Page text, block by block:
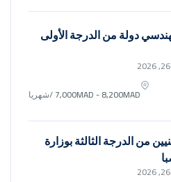
دولة من الدرجة الأولى
7,000MAD - 8,200MAD/شهريا
من الدرجة الثالثة بوزارة